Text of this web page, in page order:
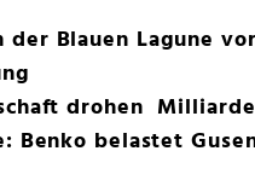
der Blauen Lagune vor
drohen
Benko belastet